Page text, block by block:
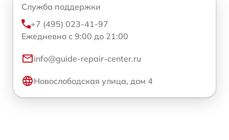
Служба поддержки
+7 (495) 023-41-97
Ежедневно с 9:00 до 21:00
info@guide-repair-center.ru
Новослободская улица, дом 4